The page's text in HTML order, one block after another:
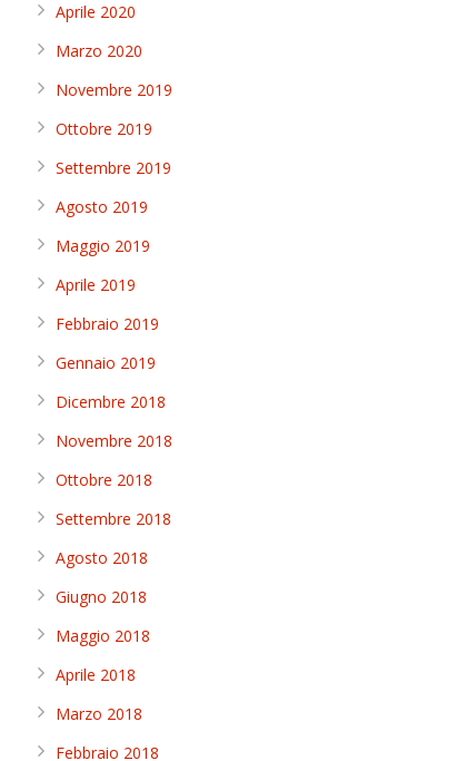
Aprile 2020
Marzo 2020
Novembre 2019
Ottobre 2019
Settembre 2019
Agosto 2019
Maggio 2019
Aprile 2019
Febbraio 2019
Gennaio 2019
Dicembre 2018
Novembre 2018
Ottobre 2018
Settembre 2018
Agosto 2018
Giugno 2018
Maggio 2018
Aprile 2018
Marzo 2018
Febbraio 2018